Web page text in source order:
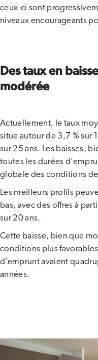
ceux-ci sont
niveaux encourageants
Des taux en
modérée
Actuellement, le taux
situe autour de 3,7 % sur
sur 25 ans. Les baisses,
toutes les durées
globale des conditions
Les meilleurs profils
bas, avec des offres à
sur 20 ans​.
Cette baisse, bien que
conditions plus
d’emprunt avaient
années.